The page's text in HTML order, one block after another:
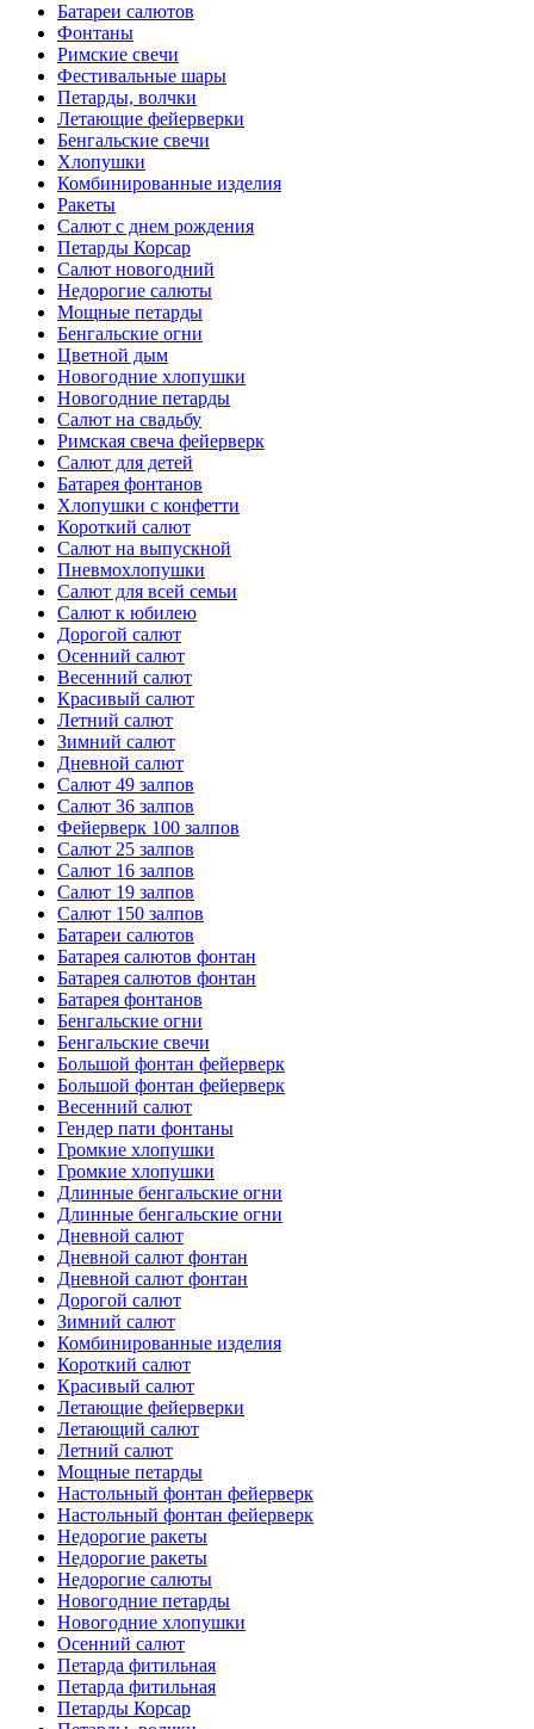
Батареи салютов
Фонтаны
Римские свечи
Фестивальные шары
Петарды, волчки
Летающие фейерверки
Бенгальские свечи
Хлопушки
Комбинированные изделия
Ракеты
Салют с днем рождения
Петарды Корсар
Салют новогодний
Недорогие салюты
Мощные петарды
Бенгальские огни
Цветной дым
Новогодние хлопушки
Новогодние петарды
Салют на свадьбу
Римская свеча фейерверк
Салют для детей
Батарея фонтанов
Хлопушки с конфетти
Короткий салют
Салют на выпускной
Пневмохлопушки
Салют для всей семьи
Салют к юбилею
Дорогой салют
Осенний салют
Весенний салют
Красивый салют
Летний салют
Зимний салют
Дневной салют
Салют 49 залпов
Салют 36 залпов
Фейерверк 100 залпов
Салют 25 залпов
Салют 16 залпов
Салют 19 залпов
Салют 150 залпов
Батареи салютов
Батарея салютов фонтан
Батарея салютов фонтан
Батарея фонтанов
Бенгальские огни
Бенгальские свечи
Большой фонтан фейерверк
Большой фонтан фейерверк
Весенний салют
Гендер пати фонтаны
Громкие хлопушки
Громкие хлопушки
Длинные бенгальские огни
Длинные бенгальские огни
Дневной салют
Дневной салют фонтан
Дневной салют фонтан
Дорогой салют
Зимний салют
Комбинированные изделия
Короткий салют
Красивый салют
Летающие фейерверки
Летающий салют
Летний салют
Мощные петарды
Настольный фонтан фейерверк
Настольный фонтан фейерверк
Недорогие ракеты
Недорогие ракеты
Недорогие салюты
Новогодние петарды
Новогодние хлопушки
Осенний салют
Петарда фитильная
Петарда фитильная
Петарды Корсар